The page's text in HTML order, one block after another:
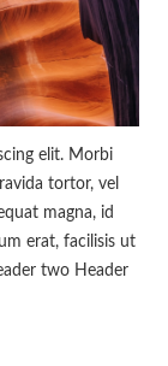
elit. Morbi
tortor, vel
magna, id
erat, facilisis ut
two Header